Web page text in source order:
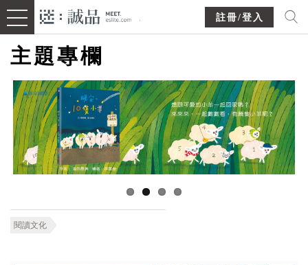
註冊/登入
主題專欄
閱讀文化